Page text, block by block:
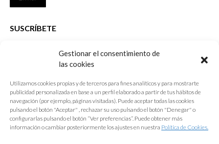
Gestionar el consentimiento de
las cookies
Utilizamos cookies propias y de terceros para fines analíticos y para mostrarte
publicidad personalizada en base a un perfil elaborado a partir de tus hábitos de
navegación (por ejemplo, páginas visitadas). Puede aceptar todas las cookies
pulsando el botón "Aceptar" , rechazar su uso pulsando el botón "Denegar" o
configurarlas pulsando el botón “Ver preferencias”. Puede obtener más
información o cambiar posteriormente los ajustes en nuestra Política de Cookies.
SUSCRÍBETE
que desarrolla el Colegio de Arquitectos de Cádiz
E-mail *
Acepto lostérminos y condiciones de uso